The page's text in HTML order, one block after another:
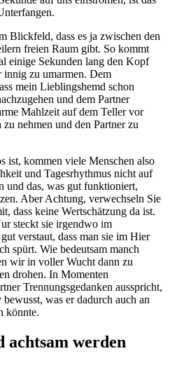
Blickfeld, dass es ja zwischen den
freien Raum gibt. So kommt
einige Sekunden lang den Kopf
innig zu umarmen. Dem
mein Lieblingshemd schon
und dem Partner
Mahlzeit auf dem Teller vor
nehmen und den Partner zu
ist, kommen viele Menschen also
und Tagesrhythmus nicht auf
und das, was gut funktioniert,
Aber Achtung, verwechseln Sie
dass keine Wertschätzung da ist.
steckt sie irgendwo im
verstaut, dass man sie im Hier
spürt. Wie bedeutsam manch
wir in voller Wucht dann zu
drohen. In Momenten
Trennungsgedanken ausspricht,
was er dadurch auch an
könnte.
achtsam werden